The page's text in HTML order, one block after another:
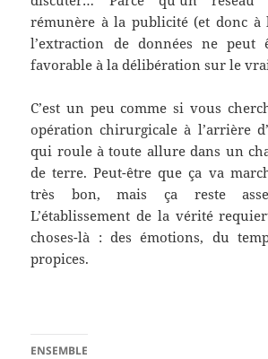
rémunère à la publicité (et donc
l’extraction de données ne
favorable à la délibération sur le
C’est un peu comme si vous
opération chirurgicale à l’arrière
qui roule à toute allure dans un
de terre. Peut-être que ça va
très bon, mais ça reste
L’établissement de la vérité
choses-là : des émotions, du
propices.
ENSEMBLE